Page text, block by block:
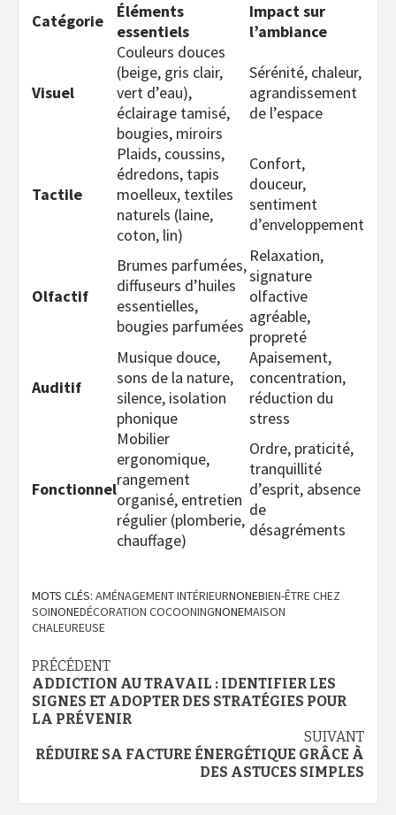
Catégorie
Éléments
essentiels
Impact sur
l’ambiance
Visuel
Couleurs douces
(beige, gris clair,
vert d’eau),
éclairage tamisé,
bougies, miroirs
Sérénité, chaleur,
agrandissement
de l’espace
Tactile
Plaids, coussins,
édredons, tapis
moelleux, textiles
naturels (laine,
coton, lin)
Confort,
douceur,
sentiment
d’enveloppement
Olfactif
Brumes parfumées,
diffuseurs d’huiles
essentielles,
bougies parfumées
Relaxation,
signature
olfactive
agréable,
propreté
Auditif
Musique douce,
sons de la nature,
silence, isolation
phonique
Apaisement,
concentration,
réduction du
stress
Fonctionnel
Mobilier
ergonomique,
rangement
organisé, entretien
régulier (plomberie,
chauffage)
Ordre, praticité,
tranquillité
d’esprit, absence
de
désagréments
MOTS CLÉS: AMÉNAGEMENT INTÉRIEURNONEBIEN-ÊTRE CHEZ
SOINONEDÉCORATION COCOONINGNONEMAISON
CHALEUREUSE
Navigation
d’article
PRÉCÉDENT
ADDICTION AU TRAVAIL : IDENTIFIER LES
SIGNES ET ADOPTER DES STRATÉGIES POUR
LA PRÉVENIR
SUIVANT
RÉDUIRE SA FACTURE ÉNERGÉTIQUE GRÂCE À
DES ASTUCES SIMPLES